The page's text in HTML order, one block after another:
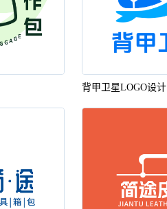
一键logo设计
背甲卫星LOGO设计